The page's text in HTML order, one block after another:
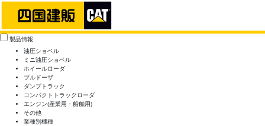
製品情報
油圧ショベル
ミニ油圧ショベル
ホイールローダ
ブルドーザ
ダンプトラック
コンパクトトラックローダ
エンジン(産業用・船舶用)
その他
業種別機種